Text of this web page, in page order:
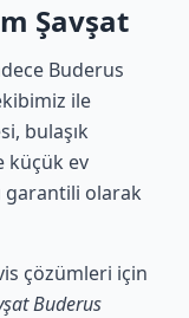
Şavşat
Buderus
ile
bulaşık
küçük ev
garantili olarak
çözümleri için
Buderus